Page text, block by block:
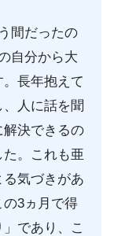
間だったの
自分から大
長年抱えて
人に話を聞
決できるの
。これも亜
気づきがあ
の3ヵ月で得
であり、こ